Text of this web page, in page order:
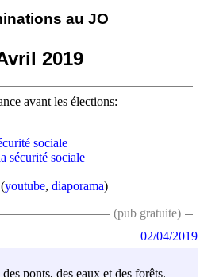
au JO
2019
avant les élections:
sociale
sécurité sociale
(youtube, diaporama)
(pub gratuite)
ponts, des eaux et des forêts,
02/04/2019